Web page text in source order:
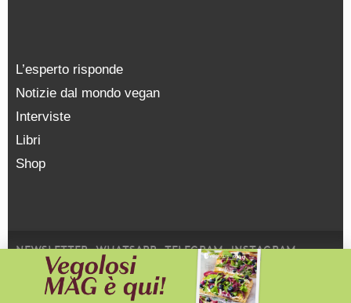
L’esperto risponde
Notizie dal mondo vegan
Interviste
Libri
Shop
NEWSLETTER WHATSAPP TELEGRAM INSTAGRAM
FACEBOOK YOUTUBE SOSTIENICI PRIVACY POLICY
Vegolosi.it è una testata giornalistica registrata presso il